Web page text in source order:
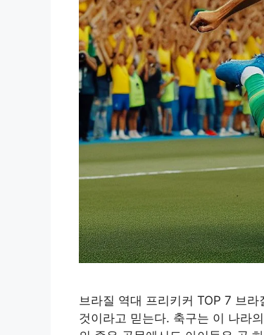
브라질 역대 프리키커 TOP 7 브
것이라고 믿는다. 축구는 이 나라